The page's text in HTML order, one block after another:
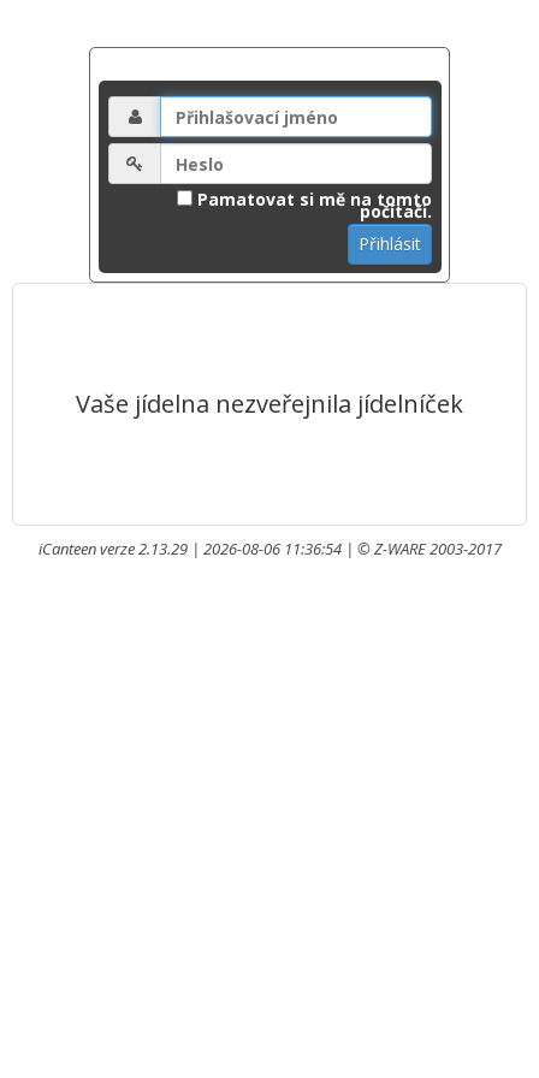
Pamatovat si mě na tomto
počítači.
Vaše jídelna nezveřejnila jídelníček
iCanteen verze 2.13.29 | 2026-08-06 11:36:54 | © Z-WARE 2003-2017